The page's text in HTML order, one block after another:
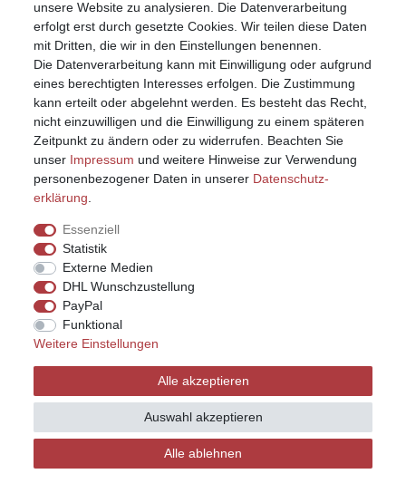
unsere Website zu analysieren. Die Datenverarbeitung
erfolgt erst durch gesetzte Cookies. Wir teilen diese Daten
mit Dritten, die wir in den Einstellungen benennen.
Die Datenverarbeitung kann mit Einwilligung oder aufgrund
eines berechtigten Interesses erfolgen. Die Zustimmung
kann erteilt oder abgelehnt werden. Es besteht das Recht,
nicht einzuwilligen und die Einwilligung zu einem späteren
Zeitpunkt zu ändern oder zu widerrufen. Beachten Sie
unser Impressum und weitere Hinweise zur Verwendung
personenbezogener Daten in unserer Daten­schutz­
erklärung
Essenziell
Statistik
Externe Medien
DHL Wunschzustellung
PayPal
Funktional
Weitere Einstellungen
Alle akzeptieren
Alle ablehnen
Auswahl akzeptieren
Vertrag widerrufen